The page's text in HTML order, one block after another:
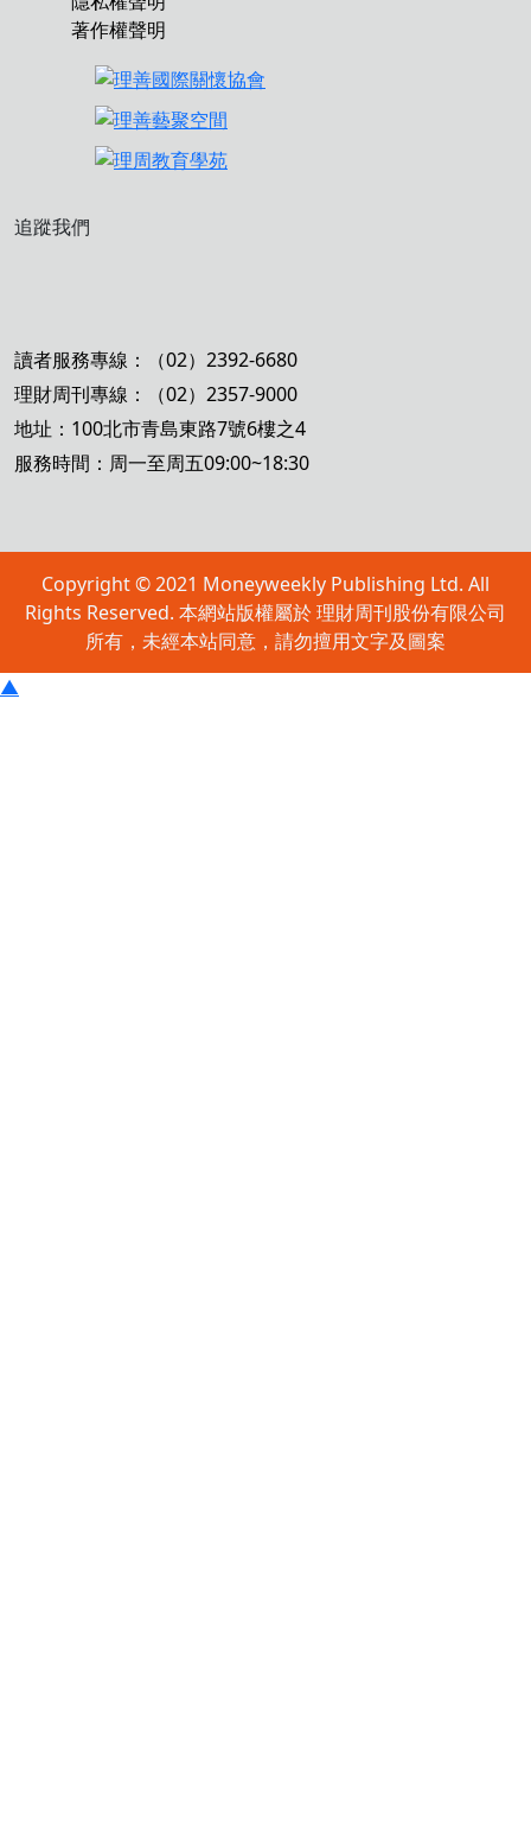
著作權聲明
追蹤我們
讀者服務專線：（02）2392-6680
理財周刊專線：（02）2357-9000
地址：100北市青島東路7號6樓之4
服務時間：周一至周五09:00~18:30
Copyright © 2021 Moneyweekly Publishing Ltd. All
Rights Reserved. 本網站版權屬於 理財周刊股份有限公司
所有，未經本站同意，請勿擅用文字及圖案
▲